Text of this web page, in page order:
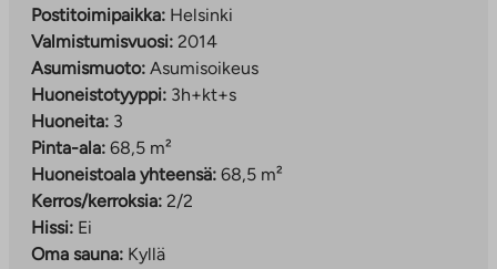
Postitoimipaikka: Helsinki
Valmistumisvuosi: 2014
Asumismuoto: Asumisoikeus
Huoneistotyyppi: 3h+kt+s
Huoneita: 3
Pinta-ala: 68,5 m²
Huoneistoala yhteensä: 68,5 m²
Kerros/kerroksia: 2/2
Hissi: Ei
Oma sauna: Kyllä